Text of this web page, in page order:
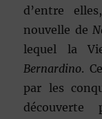
d’entre
nouvelle de
lequel la
Bernardino.
par les
découverte